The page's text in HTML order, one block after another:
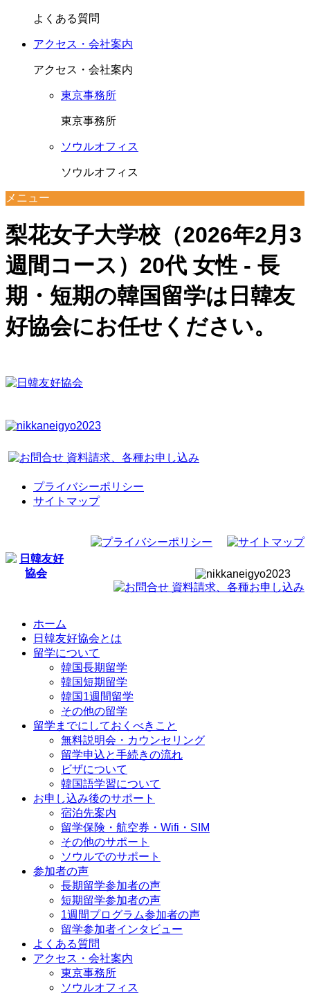
よくある質問
アクセス・会社案内
アクセス・会社案内
東京事務所
東京事務所
ソウルオフィス
ソウルオフィス
メニュー
梨花女子大学校（2026年2月3
週間コース）20代 女性 - 長
期・短期の韓国留学は日韓友
好協会にお任せください。
プライバシーポリシー
サイトマップ
ホーム
日韓友好協会とは
留学について
韓国長期留学
韓国短期留学
韓国1週間留学
その他の留学
留学までにしておくべきこと
無料説明会・カウンセリング
留学申込と手続きの流れ
ビザについて
韓国語学習について
お申し込み後のサポート
宿泊先案内
留学保険・航空券・Wifi・SIM
その他のサポート
ソウルでのサポート
参加者の声
長期留学参加者の声
短期留学参加者の声
1週間プログラム参加者の声
留学参加者インタビュー
よくある質問
アクセス・会社案内
東京事務所
ソウルオフィス